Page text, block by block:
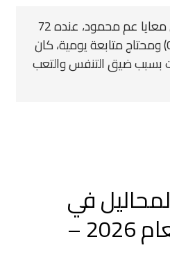
البداية: عن المريض تخيل معايا عم محمود، عنده 72
سنة، عنده كرونة (COPD) ومحتاج متابعة يومية، كان
بسبب ضيق التنفس والتعب
في
المنزل بأمان لعام 2026 –